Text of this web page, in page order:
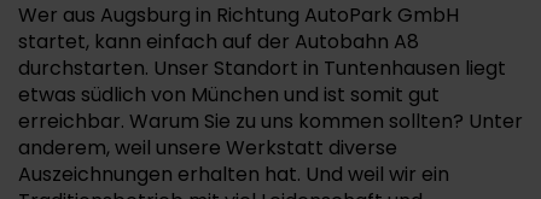
Wer aus Augsburg in Richtung AutoPark GmbH
startet, kann einfach auf der Autobahn A8
durchstarten. Unser Standort in Tuntenhausen liegt
etwas südlich von München und ist somit gut
erreichbar. Warum Sie zu uns kommen sollten? Unter
anderem, weil unsere Werkstatt diverse
Auszeichnungen erhalten hat. Und weil wir ein